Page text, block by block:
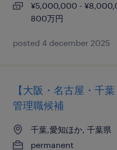
¥5,000,000 -
800万円
posted 4 december 2025
【大阪・名古屋・千
管理職候補
千葉,愛知ほか, 千葉県
permanent